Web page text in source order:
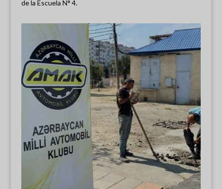
de la Escuela N° 4.